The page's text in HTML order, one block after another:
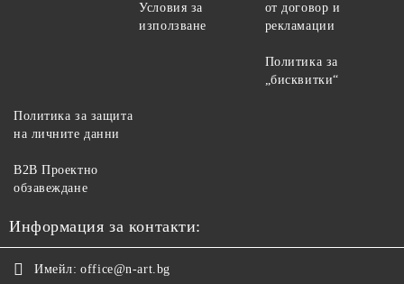
Условия за
използване
от договор и
рекламации
Политика за
„бисквитки“
Политика за защита
на личните данни
B2B Проектно
обзавеждане
Информация за контакти:
Имейл: office@n-art.bg